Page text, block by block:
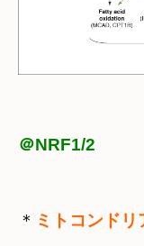
＠NRF1/2
＊ ミトコンドリ